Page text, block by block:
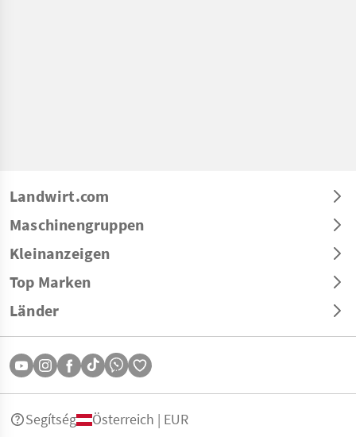
Landwirt.com
Maschinengruppen
Kleinanzeigen
Top Marken
Länder
Segítség Österreich | EUR